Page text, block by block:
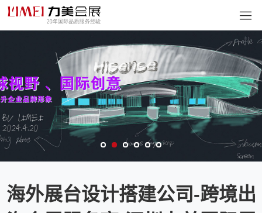
海外展台设计搭建公司-跨境出